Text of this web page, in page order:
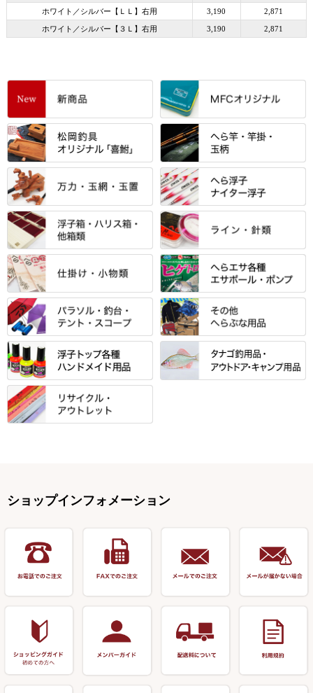
ホワイト／シルバー【ＬＬ】右用 3,190 2,871
ホワイト／シルバー【３Ｌ】右用 3,190 2,871
すべて
「雅（みやび）」シリーズ・エ
ントＰＬＵＳシリーズ
エントラント・ＳＰＷシリーズ
スモールクロコダイルシリーズ
エクセーヌ・スエードシリーズ
バッグ・小物ケース・ワッペン
クッション・シート・スカー
ト・エプロン
保護ケース
アクリルシリーズ・アクセサリ
すべて
「至高」シリーズ
万力付お膳
クワセ皿・コブ皿・角皿
浮子筒・浮子箱・ハリス箱・玉
ノ柄スタンド
小物箱・うどん箱・うどん皿
ハサミケース
カウンター
針外し・糸ほどき
すべて
シマノ
ダイワ
がまかつ
サクラ・NISSIN・合成竿・他
光竹作 カーボン竿掛・玉ノ柄
匠絆・かちどき・旋（めぐ
る）・千望・千尋・悠月・その
他
すべて
当店オリジナル「勝俊」作
光竹 製品
松村作（万力）
松村作（先受・その他）
万久作
岐山 製品
逍遥（しょうよう）
玉網（高級品）
替網・仕付糸
玉置（高級品）
万力付お膳・うどん皿
すべて
忠相・一志
昴 ・TOMO
りきや ・ 大祐
心也・士天・狂鬼
伊吹 ・ SATTO
KEN∑HI【ケンシ】
すべて
金鯱 シリーズ
浮子箱
浮子立て・浮子筒
ハリスケース
仕掛箱・小物箱
ハリスメジャー系
すべて
東レ・ラーヂ
サンライン ・ ダン
鬼掛・MARUTO
すべて
ウキ止めストッパー・糸・チュ
ーブ
ウキゴム 遊動式
松葉仕掛用
底取りアイテム
ハサミ
すべて
マルキュー 麩系
マルキュー その他
ポンプ絞り器・ポンプ類
すべて
パラソル
テント
リーズ
釣台 釣宝・その他
すべて
バック＆ロッドケース
偏光サングラス
小物ケース・保護ケース
すべて
浮子用素材
塗料用 筆
装飾品
リサイクル 竹竿（～19,999円）
リサイクル 竹竿（深山）
リサイクル 浮子
リサイクル 玉網・玉置・フラ
リサイクル 浮子箱・浮子筒・
ショップインフォメーション